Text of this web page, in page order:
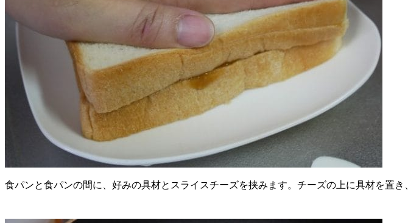
食パンと食パンの間に、好みの具材とスライスチーズを挟みます。チーズの上に具材を置